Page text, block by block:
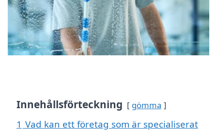
Innehållsförteckning gömma
1 Vad kan ett företag som är specialiserat